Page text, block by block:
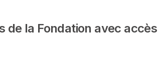
de la Fondation avec accès